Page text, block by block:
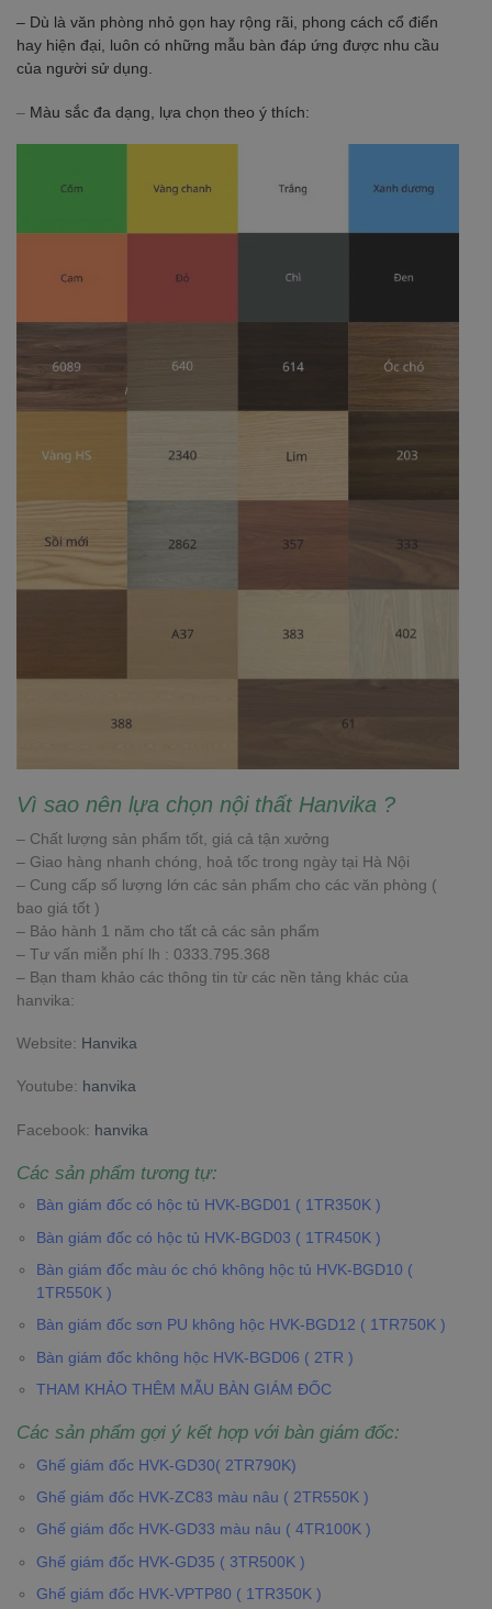
– Dù là văn phòng nhỏ gọn hay rộng rãi, phong cách cổ điển
hay hiện đại, luôn có những mẫu bàn đáp ứng được nhu cầu
của người sử dụng.
– Màu sắc đa dạng, lựa chọn theo ý thích:
Vì sao nên lựa chọn nội thất Hanvika ?
– Chất lượng sản phẩm tốt, giá cả tận xưởng
– Giao hàng nhanh chóng, hoả tốc trong ngày tại Hà Nội
– Cung cấp số lượng lớn các sản phẩm cho các văn phòng (
bao giá tốt )
– Bảo hành 1 năm cho tất cả các sản phẩm
– Tư vấn miễn phí lh : 0333.795.368
– Bạn tham khảo các thông tin từ các nền tảng khác của
hanvika:
Website: Hanvika
Youtube: hanvika
Facebook: hanvika
Các sản phẩm tương tự:
Bàn giám đốc có hộc tủ HVK-BGD01 ( 1TR350K )
Bàn giám đốc có hộc tủ HVK-BGD03 ( 1TR450K )
Bàn giám đốc màu óc chó không hộc tủ HVK-BGD10 (
1TR550K )
Bàn giám đốc sơn PU không hộc HVK-BGD12 ( 1TR750K )
Bàn giám đốc không hộc HVK-BGD06 ( 2TR )
THAM KHẢO THÊM MẪU BÀN GIÁM ĐỐC
Các sản phẩm gợi ý kết hợp với bàn giám đốc:
Ghế giám đốc HVK-GD30( 2TR790K)
Ghế giám đốc HVK-ZC83 màu nâu ( 2TR550K )
Ghế giám đốc HVK-GD33 màu nâu ( 4TR100K )
Ghế giám đốc HVK-GD35 ( 3TR500K )
Ghế giám đốc HVK-VPTP80 ( 1TR350K )